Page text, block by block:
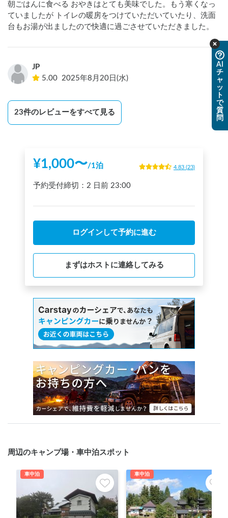
朝ごはんに食べる おやきはとても美味でした。もう寒くなっ
ていましたが トイレの暖房をつけていただいていたり、洗面
台もお湯が出ましたので快適に過ごさせていただきました。
JP
5.00 2025年8月20日(水)
23件のレビューをすべて見る
¥1,000〜/1泊 4.83 (23)
予約受付締切： 2 日前 23:00
ログインして予約に進む
まずはホストに連絡してみる
周辺のキャンプ場・車中泊スポット
車中泊 車中泊
AI
チ
ャ
ッ
ト
で
質
問